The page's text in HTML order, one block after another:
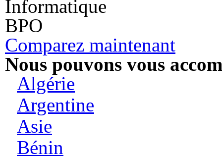
Informatique
BPO
Comparez maintenant
Nous pouvons vous
Algérie
Argentine
Asie
Bénin